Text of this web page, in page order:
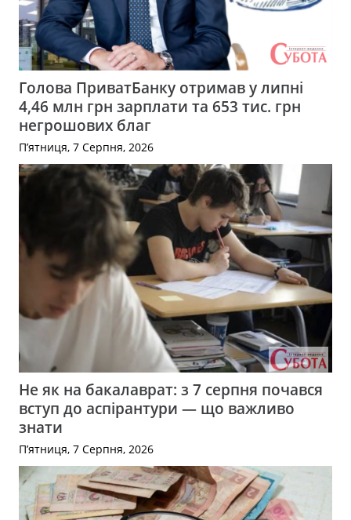
Голова ПриватБанку отримав у липні
4,46 млн грн зарплати та 653 тис. грн
негрошових благ
П’ятниця, 7 Серпня, 2026
Не як на бакалаврат: з 7 серпня почався
вступ до аспірантури — що важливо
знати
П’ятниця, 7 Серпня, 2026